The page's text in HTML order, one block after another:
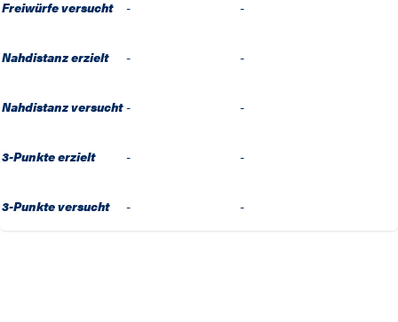
Freiwürfe versucht - -
Nahdistanz erzielt - -
Nahdistanz versucht - -
3-Punkte erzielt - -
3-Punkte versucht - -